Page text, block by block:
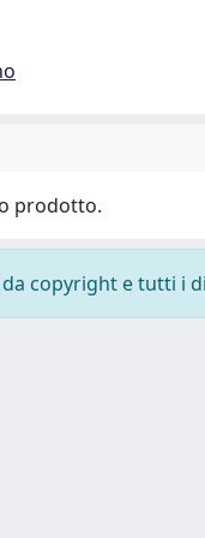
prodotto.
copyright e tutti i